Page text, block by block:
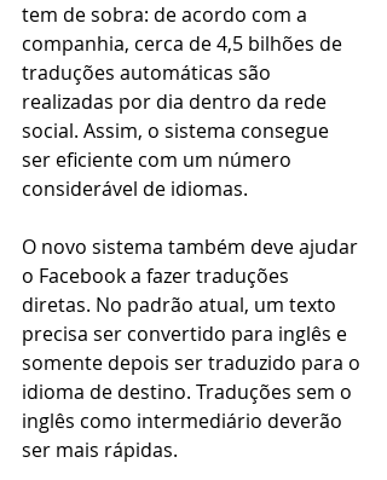
tem de sobra: de acordo com a
companhia, cerca de 4,5 bilhões de
traduções automáticas são
realizadas por dia dentro da rede
social. Assim, o sistema consegue
ser eficiente com um número
considerável de idiomas.
O novo sistema também deve ajudar
o Facebook a fazer traduções
diretas. No padrão atual, um texto
precisa ser convertido para inglês e
somente depois ser traduzido para o
idioma de destino. Traduções sem o
inglês como intermediário deverão
ser mais rápidas.